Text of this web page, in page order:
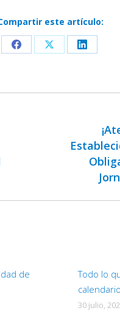
este artículo:
Share
Facebook
Share
X
Share
LinkedIn
Publicación
siguiente:
de
Todo lo
30 julio,